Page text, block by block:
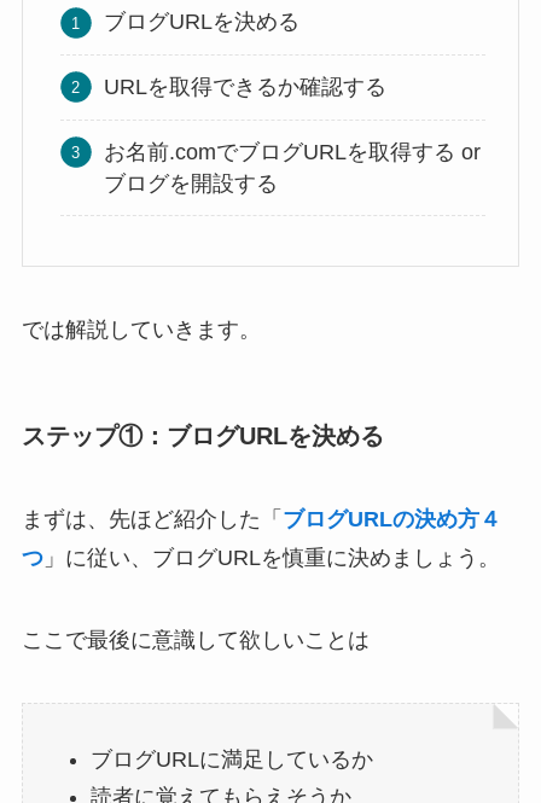
ブログURLを決める
URLを取得できるか確認する
お名前.comでブログURLを取得する or
ブログを開設する
では解説していきます。
ステップ①：ブログURLを決める
まずは、先ほど紹介した「 ブログURLの決め方４
つ」に従い、ブログURLを慎重に決めましょう。
ここで最後に意識して欲しいことは
ブログURLに満足しているか
読者に覚えてもらえそうか